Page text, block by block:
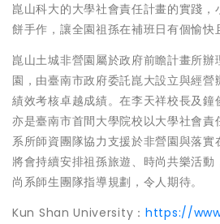
崑山科大的大學社會責任計畫的實踐，
餅手作，讓全園祖孫在補班日有個愉快
崑山土城非營園屬於政府前瞻計畫所辦
園，由臺南市政府委託崑大設立與經
績效考核卓越成績。在李天祥校長及鐘
亦是臺南市首間大學院校以大學社會責
系所師資團隊協力支援於非營園與落實
將會持續安排祖孫旅遊、時尚共樂活
尚系師生團隊指導規劃，令人期待。
Kun Shan University： https://